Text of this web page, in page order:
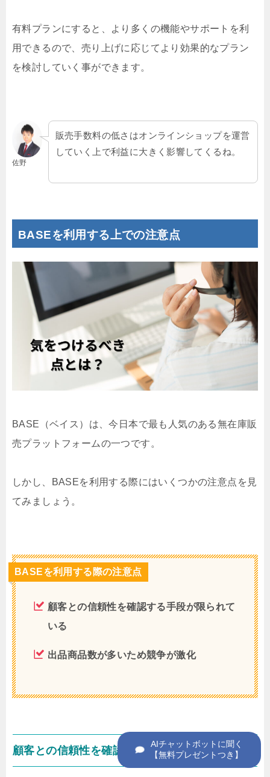
有料プランにすると、より多くの機能やサポートを利
用できるので、売り上げに応じてより効果的なプラン
を検討していく事ができます。
佐野
販売手数料の低さはオンラインショップを運営
していく上で利益に大きく影響してくるね。
BASEを利用する上での注意点
BASE（ベイス）は、今日本で最も人気のある無在庫販
売プラットフォームの一つです。
しかし、BASEを利用する際にはいくつかの注意点を見
てみましょう。
BASEを利用する際の注意点
顧客との信頼性を確認する手段が限られて
いる
出品商品数が多いため競争が激化
顧客との信頼性を確認する手段が限られている